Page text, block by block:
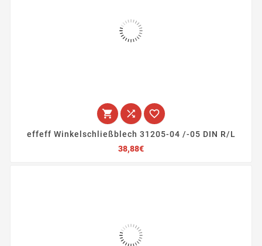
  
effeff Winkelschließblech 31205-04 /-05 DIN R/L
38,88€Preis